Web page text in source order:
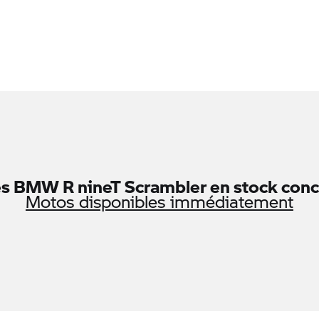
BMW R nineT Scrambleren stock
Motos disponibles immédiatement